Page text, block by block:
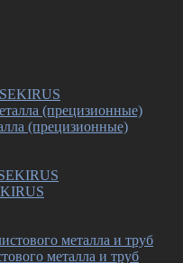
(прецизионные)
металла и труб